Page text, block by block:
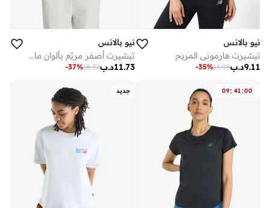
نيو بالانس
تيشيرت هارموني المريح
د.ب9.11
13.98
-35%
نيو بالانس
تيشيرت أصفر مربّع بألوان مائية
د.ب11.73
18.32
-37%
09: 41:00 جديد